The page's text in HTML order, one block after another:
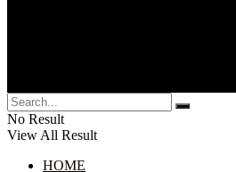
No Result
View All Result
HOME